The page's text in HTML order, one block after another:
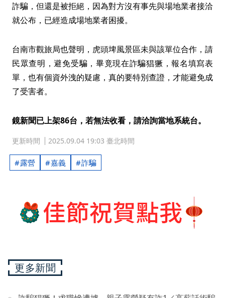
詐騙，但還是被拒絕，因為對方沒有事先與場地業者接洽
就公布，已經造成場地業者困擾。
台南市觀旅局也聲明，虎頭埤風景區未與該單位合作，請
民眾查明，避免受騙，畢竟現在詐騙猖獗，報名填寫表
單，也有個資外洩的疑慮，真的要特別查證，才能避免成
了受害者。
鏡新聞已上架86台，若無法收看，請洽詢當地系統台。
更新時間 2025.09.04 19:03 臺北時間
露營 嘉義 詐騙
更多新聞